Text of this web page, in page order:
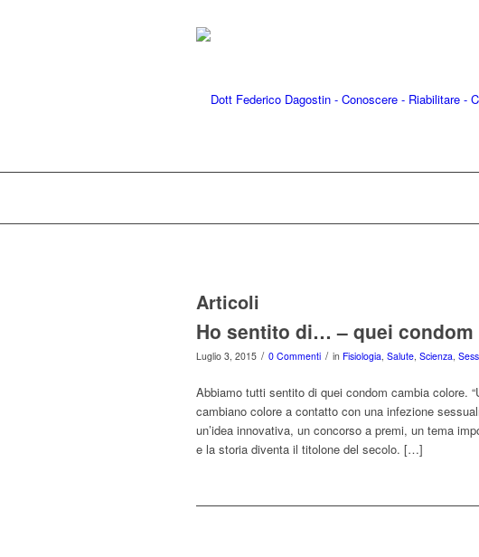
Articoli
Ho sentito di… – quei
Luglio 3, 2015 / 0 Commenti / in Fisiologia, Salute, Scienza,
Abbiamo tutti sentito di quei condom cambia colore.
cambiano colore a contatto con una infezione
un’idea innovativa, un concorso a premi, un tema
e la storia diventa il titolone del secolo. […]